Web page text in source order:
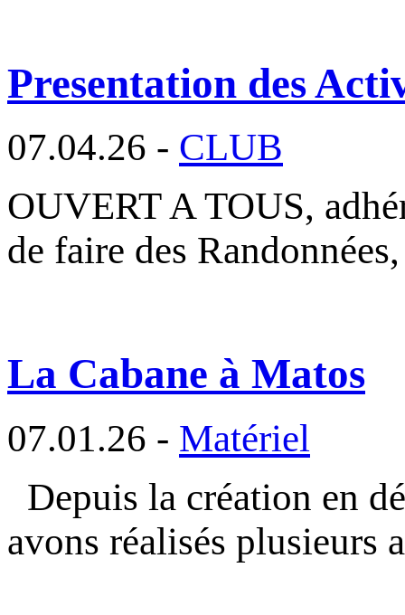
Presentation des
07.04.26 - CLUB
OUVERT A TOUS,
de faire des
La Cabane à Matos
07.01.26 - Matériel
Depuis la création en
avons réalisés plusieurs